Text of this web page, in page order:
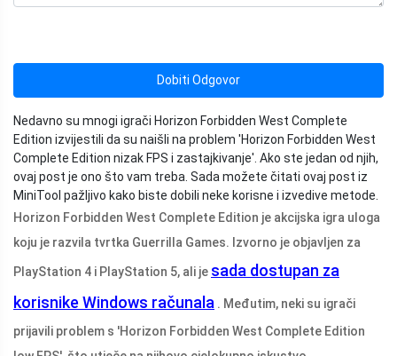
Dobiti Odgovor
Nedavno su mnogi igrači Horizon Forbidden West Complete
Edition izvijestili da su naišli na problem 'Horizon Forbidden West
Complete Edition nizak FPS i zastajkivanje'. Ako ste jedan od njih,
ovaj post je ono što vam treba. Sada možete čitati ovaj post iz
MiniTool pažljivo kako biste dobili neke korisne i izvedive metode.
Horizon Forbidden West Complete Edition je akcijska igra uloga
koju je razvila tvrtka Guerrilla Games. Izvorno je objavljen za
PlayStation 4 i PlayStation 5, ali je sada dostupan za
korisnike Windows računala . Međutim, neki su igrači
prijavili problem s 'Horizon Forbidden West Complete Edition